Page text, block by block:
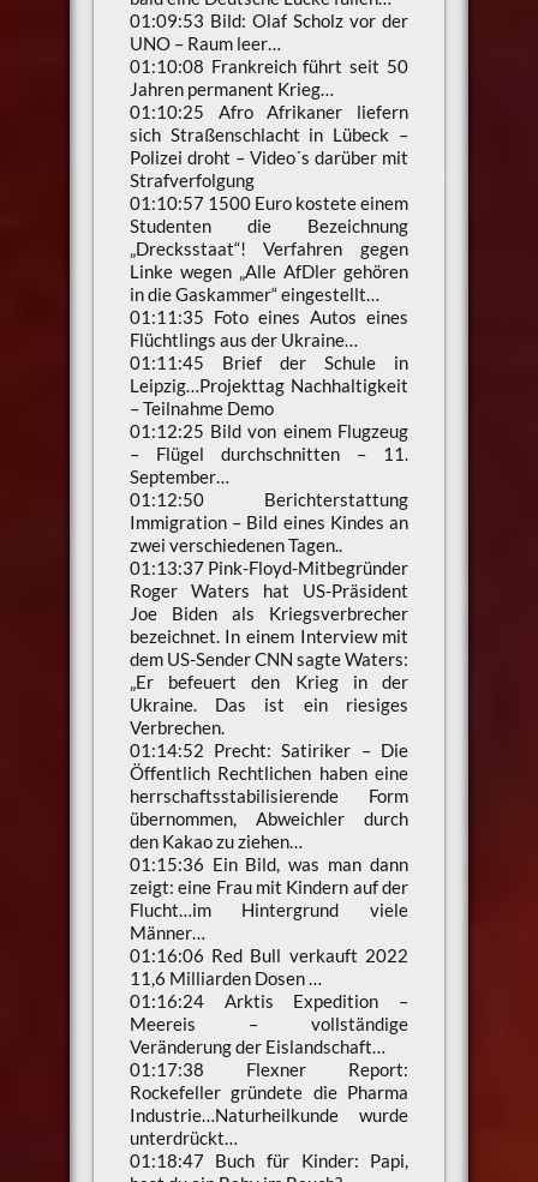
01:09:53 Bild: Olaf Scholz vor der
UNO – Raum leer…
01:10:08 Frankreich führt seit 50
Jahren permanent Krieg…
01:10:25 Afro Afrikaner liefern
sich Straßenschlacht in Lübeck –
Polizei droht – Video´s darüber mit
Strafverfolgung
01:10:57 1500 Euro kostete einem
Studenten die Bezeichnung
„Drecksstaat“! Verfahren gegen
Linke wegen „Alle AfDler gehören
in die Gaskammer“ eingestellt…
01:11:35 Foto eines Autos eines
Flüchtlings aus der Ukraine…
01:11:45 Brief der Schule in
Leipzig…Projekttag Nachhaltigkeit
– Teilnahme Demo
01:12:25 Bild von einem Flugzeug
– Flügel durchschnitten – 11.
September…
01:12:50 Berichterstattung
Immigration – Bild eines Kindes an
zwei verschiedenen Tagen..
01:13:37 Pink-Floyd-Mitbegründer
Roger Waters hat US-Präsident
Joe Biden als Kriegsverbrecher
bezeichnet. In einem Interview mit
dem US-Sender CNN sagte Waters:
„Er befeuert den Krieg in der
Ukraine. Das ist ein riesiges
Verbrechen.
01:14:52 Precht: Satiriker – Die
Öffentlich Rechtlichen haben eine
herrschaftsstabilisierende Form
übernommen, Abweichler durch
den Kakao zu ziehen…
01:15:36 Ein Bild, was man dann
zeigt: eine Frau mit Kindern auf der
Flucht…im Hintergrund viele
Männer…
01:16:06 Red Bull verkauft 2022
11,6 Milliarden Dosen …
01:16:24 Arktis Expedition –
Meereis – vollständige
Veränderung der Eislandschaft…
01:17:38 Flexner Report:
Rockefeller gründete die Pharma
Industrie…Naturheilkunde wurde
unterdrückt…
01:18:47 Buch für Kinder: Papi,